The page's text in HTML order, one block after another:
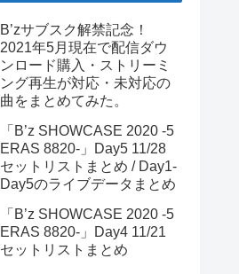
B’zサブスク解禁記念！
2021年5月現在で配信ダウ
ンロード購入・ストリーミ
ング再生が対応・未対応の
曲をまとめてみた。
「B’z SHOWCASE 2020 -5
ERAS 8820-」Day5 11/28
セットリストまとめ / Day1-
Day5のライブデータまとめ
「B’z SHOWCASE 2020 -5
ERAS 8820-」Day4 11/21
セットリストまとめ